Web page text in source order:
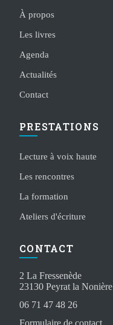
À propos
Les livres
Agenda
Actualités
Contact
PRESTATIONS
Lecture à voix haute
Les rencontres
La formation
Ateliers d'écriture
CONTACT
2 La Fressenède
23130 Peyrat la Nonière
06 71 47 48 26
Formulaire de contact